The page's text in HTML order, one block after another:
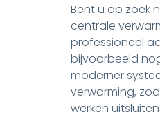
Bent u op zoek
centrale
professioneel
bijvoorbeeld
moderner
verwarming,
werken